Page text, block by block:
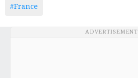
#France
ADVERTISEMENT